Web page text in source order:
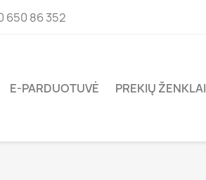
650 86 352
E-PARDUOTUVĖ PREKIŲ ŽENKLAI